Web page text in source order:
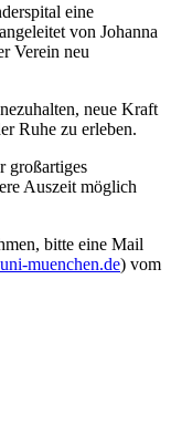
eine
von Johanna
Verein neu
neue Kraft
Ruhe zu erleben.
großartiges
Auszeit möglich
bitte eine Mail
muenchen.de) vom